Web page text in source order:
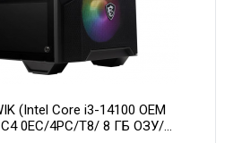
(Intel Core i3-14100 OEM
0EC/4PC/T8/ 8 ГБ ОЗУ/